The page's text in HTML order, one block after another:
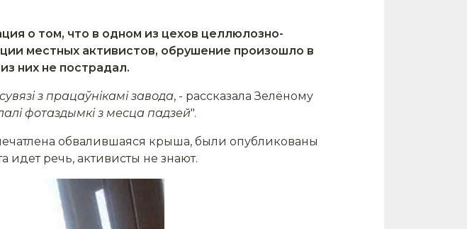
о том, что в одном из цехов целлюлозно-
местных активистов, обрушение произошло в
них не пострадал.
з працаўнікамі завода, - рассказала Зелёному
фотаздымкі з месца падзей".
обвалившаяся крыша, были опубликованы
идет речь, активисты не знают.